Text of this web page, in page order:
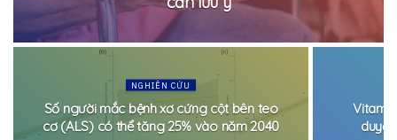
NGHIÊN CỨU
Số người mắc bệnh xơ cứng cột bên teo
cơ (ALS) có thể tăng 25% vào năm 2040
duyệt